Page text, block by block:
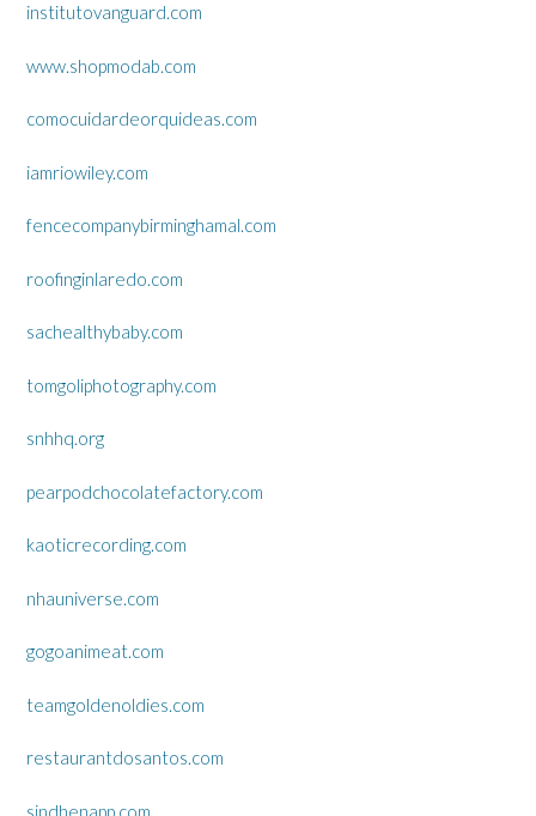
institutovanguard.com
www.shopmodab.com
comocuidardeorquideas.com
iamriowiley.com
fencecompanybirminghamal.com
roofinginlaredo.com
sachealthybaby.com
tomgoliphotography.com
snhhq.org
pearpodchocolatefactory.com
kaoticrecording.com
nhauniverse.com
gogoanimeat.com
teamgoldenoldies.com
restaurantdosantos.com
sindhenapp.com